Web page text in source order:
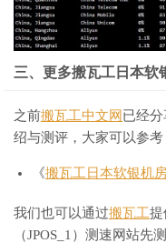
三、更多搬瓦工日本软
之前搬瓦工中文网已经
绍与测评，大家可以参考
《搬瓦工日本软银机房
我们也可以通过搬瓦工提
（JPOS_1）测速网站先